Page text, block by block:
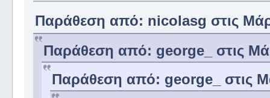
Παράθεση από: nicolasg στις
Παράθεση από: george_ στις
Παράθεση από: george_ στις